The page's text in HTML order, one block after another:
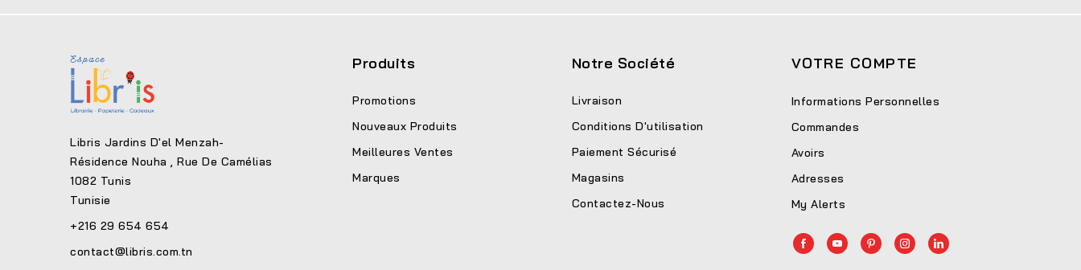
Libris Jardins D'el Menzah-
Résidence Nouha , Rue De Camélias
1082 Tunis
Tunisie
+216 29 654 654
contact@libris.com.tn
Produits
Promotions
Nouveaux Produits
Meilleures Ventes
Marques
Notre Société
Livraison
Conditions D'utilisation
Paiement Sécurisé
Magasins
Contactez-Nous
VOTRE COMPTE
Informations Personnelles
Commandes
Avoirs
Adresses
My Alerts